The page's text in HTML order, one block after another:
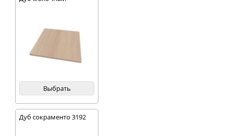
Выбрать
Дуб сокраменто 3192